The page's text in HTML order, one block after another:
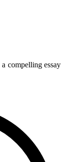
a compelling essay